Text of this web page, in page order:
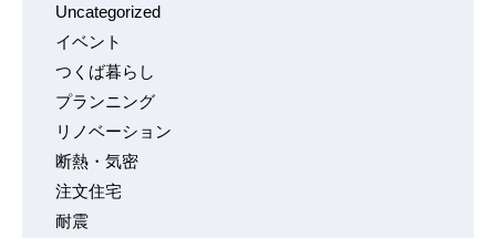
Uncategorized
イベント
つくば暮らし
プランニング
リノベーション
断熱・気密
注文住宅
耐震